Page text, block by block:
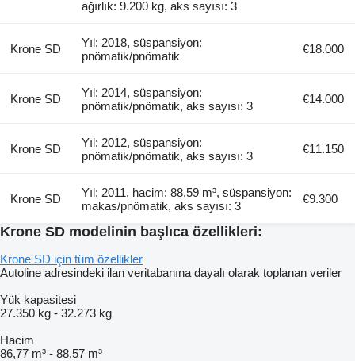
ağırlık: 9.200 kg, aks sayısı: 3
Krone SD
Yıl: 2018, süspansiyon:
pnömatik/pnömatik
€18.000
Krone SD
Yıl: 2014, süspansiyon:
pnömatik/pnömatik, aks sayısı: 3
€14.000
Krone SD
Yıl: 2012, süspansiyon:
pnömatik/pnömatik, aks sayısı: 3
€11.150
Krone SD
Yıl: 2011, hacim: 88,59 m³, süspansiyon:
makas/pnömatik, aks sayısı: 3
€9.300
Krone SD modelinin başlıca özellikleri:
Krone SD için tüm özellikler
Autoline adresindeki ilan veritabanına dayalı olarak toplanan veriler
Yük kapasitesi
27.350 kg - 32.273 kg
Hacim
86,77 m³ - 88,57 m³